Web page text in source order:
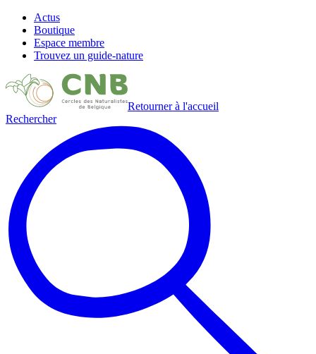
Actus
Boutique
Espace membre
Trouvez un guide-nature
Retourner à l'accueil
Rechercher